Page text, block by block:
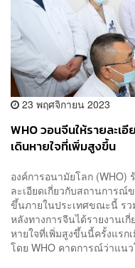
23 พฤศจิกายน 2023
WHO วอนจีนให้รายละเ
เดินหายใจที่เพิ่มสูงขึ้น
องค์การอนามัยโลก (WHO)
ละเอียดเกี่ยวกับสถานการณ์
ขึ้นภายในประเทศขณะนี้ รว
หลังทางการจีนได้รายงานเ
หายใจที่เพิ่มสูงขึ้นนี้ครั้งแรก
โดย WHO คาดการณ์ว่าแน